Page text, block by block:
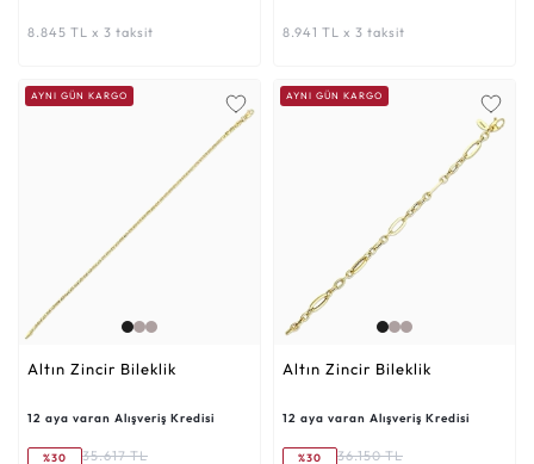
8.845 TL x 3 taksit 8.941 TL x 3 taksit
AYNI GÜN KARGO
Altın Zincir Bileklik
12 aya varan Alışveriş Kredisi
%30 35.617 TL
AYNI GÜN KARGO
Altın Zincir Bileklik
12 aya varan Alışveriş Kredisi
%30 36.150 TL